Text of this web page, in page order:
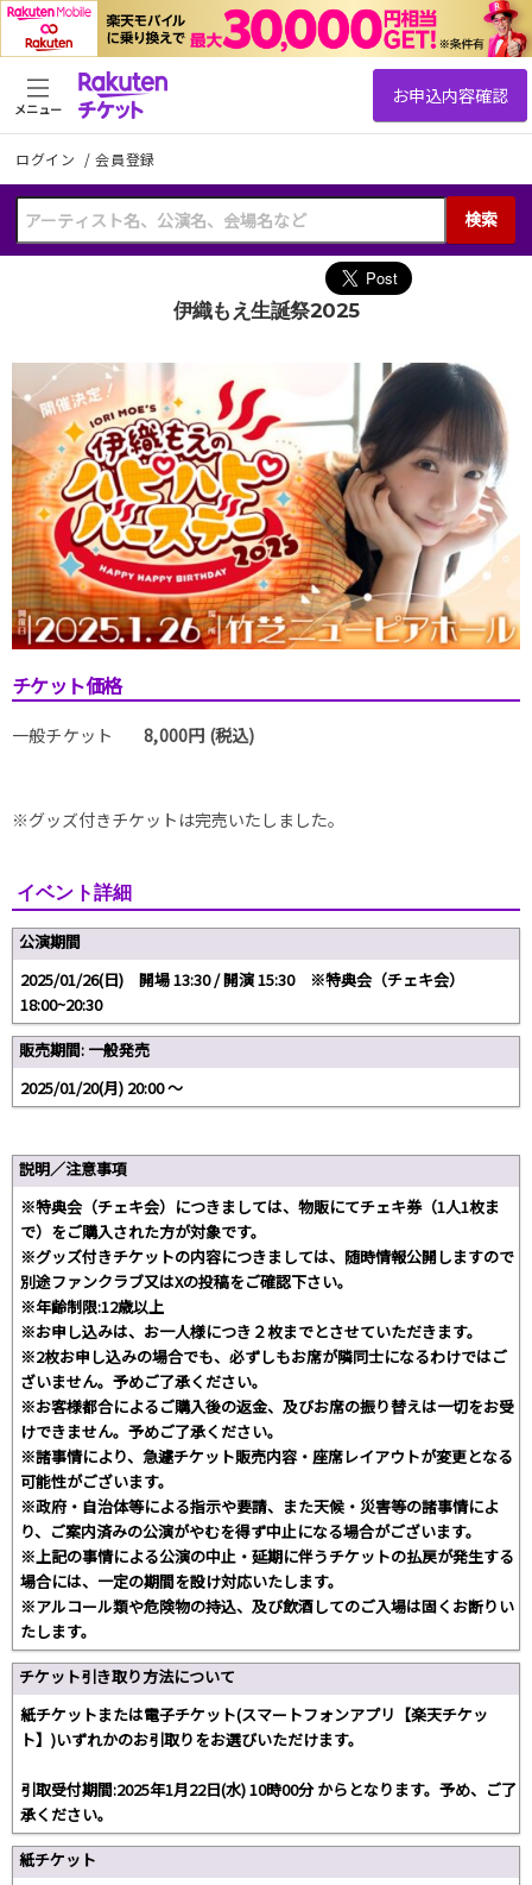
ログイン /会員登録
検索
メニュー
伊織もえ生誕祭2025
チケット価格
一般チケット 8,000円 (税込)
※グッズ付きチケットは完売いたしました。
イベント詳細
公演期間
2025/01/26(日) 開場 13:30 / 開演 15:30 ※特典会（チェキ会）
18:00~20:30
販売期間: 一般発売
2025/01/20(月) 20:00 〜
説明／注意事項
※特典会（チェキ会）につきましては、物販にてチェキ券（1人1枚ま
で）をご購入された方が対象です。
※グッズ付きチケットの内容につきましては、随時情報公開しますので
別途ファンクラブ又はXの投稿をご確認下さい。
※年齢制限:12歳以上
※お申し込みは、お一人様につき２枚までとさせていただきます。
※2枚お申し込みの場合でも、必ずしもお席が隣同士になるわけではご
ざいません。予めご了承ください。
※お客様都合によるご購入後の返金、及びお席の振り替えは一切をお受
けできません。予めご了承ください。
※諸事情により、急遽チケット販売内容・座席レイアウトが変更となる
可能性がございます。
※政府・自治体等による指示や要請、また天候・災害等の諸事情によ
り、ご案内済みの公演がやむを得ず中止になる場合がございます。
※上記の事情による公演の中止・延期に伴うチケットの払戻が発生する
場合には、一定の期間を設け対応いたします。
※アルコール類や危険物の持込、及び飲酒してのご入場は固くお断りい
たします。
チケット引き取り方法について
紙チケットまたは電子チケット(スマートフォンアプリ【楽天チケッ
ト】)いずれかのお引取りをお選びいただけます。
引取受付期間:2025年1月22日(水) 10時00分 からとなります。予め、ご了
承ください。
紙チケット